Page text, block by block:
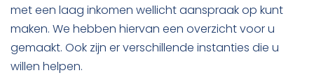
met een laag inkomen wellicht aanspraak op kunt
maken. We hebben hiervan een overzicht voor u
gemaakt. Ook zijn er verschillende instanties die u
willen helpen.